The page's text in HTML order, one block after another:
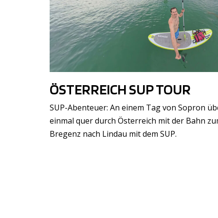
ÖSTERREICH SUP TOUR
SUP-Abenteuer: An einem Tag von Sopron
einmal quer durch Österreich mit der Bahn
Bregenz nach Lindau mit dem SUP.